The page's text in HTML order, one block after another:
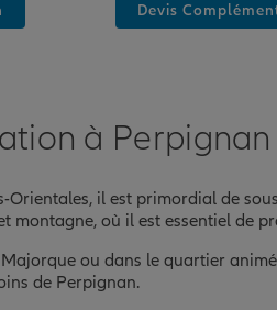
Devis
à Perpignan
Orientales, il est primordial de
où il est essentiel de
ou dans le quartier
de Perpignan.